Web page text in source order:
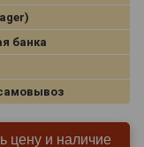
банка
цену и наличие